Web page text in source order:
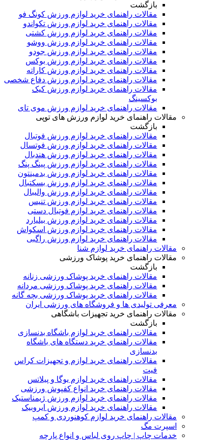
بازگشت
مقالات راهنمای خرید لوازم ورزش کونگ فو
مقالات راهنمای خرید لوازم ورزش تکواندو
مقالات راهنمای خرید لوازم ورزش کشتی
مقالات راهنمای خرید لوازم ورزش ووشو
مقالات راهنمای خرید لوازم ورزش جودو
مقالات راهنمای خرید لوازم ورزش بوکس
مقالات راهنمای خرید لوازم ورزش کاراته
مقالات راهنمای خرید لوازم ورزش دفاع شخصی
مقالات راهنمای خرید لوازم ورزش کیک
بوکسینگ
مقالات راهنمای خرید لوازم ورزش موی تای
مقالات راهنمای خرید لوازم ورزش های توپی
بازگشت
مقالات راهنمای خرید لوازم ورزش فوتبال
مقالات راهنمای خرید لوازم ورزش فوتسال
مقالات راهنمای خرید لوازم ورزش هندبال
مقالات راهنمای خرید لوازم ورزش پینگ پنگ
مقالات راهنمای خرید لوازم ورزش بدمینتون
مقالات راهنمای خرید لوازم ورزش بسکتبال
مقالات راهنمای خرید لوازم ورزش والیبال
مقالات راهنمای خرید لوازم ورزش تنیس
مقالات راهنمای خرید لوازم فوتبال دستی
مقالات راهنمای خرید لوازم ورزش بیلیارد
مقالات راهنمای خرید لوازم ورزش اسکواش
مقالات راهنمای خرید لوازم ورزش راگبی
مقالات راهنمای خرید لوازم شنا
مقالات راهنمای خرید پوشاک ورزشی
بازگشت
مقالات راهنمای خرید پوشاک ورزشی زنانه
مقالات راهنمای خرید پوشاک ورزشی مردانه
مقالات راهنمای خرید پوشاک ورزشی بچه گانه
معرفی تولیدی ها و فروشگاه های ورزشی ایران
مقالات راهنمای خرید تجهیزات باشگاهی
بازگشت
مقالات راهنمای خرید لوازم باشگاه بدنسازی
مقالات راهنمای خرید دستگاه های باشگاه
بدنسازی
مقالات راهنمای خرید لوازم و تجهیزات کراس
فیت
مقالات راهنمای خرید لوازم یوگا و پیلاتس
مقالات راهنمای خرید انواع کفپوش ورزشی
مقالات راهنمای خرید لوازم ورزش ژیمناستیک
مقالات راهنمای خرید لوازم ورزش ایروبیک
مقالات راهنمای خرید لوازم کوهنوردی و کمپ
اسپرت مگ
خدمات چاپ | چاپ روی لباس و انواع پارچه